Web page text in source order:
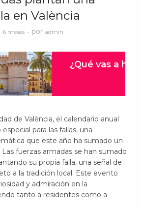
en València
6 meses por admin
de València, el calendario anual
para las fallas, una
que este año ha sumado un
fuerzas armadas se han sumado
su propia falla, una señal de
a la tradición local. Este evento
y admiración en la
tanto a residentes como a